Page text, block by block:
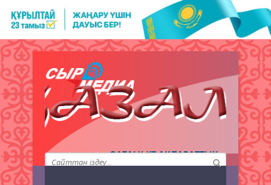
QAZALY.KZ АҚПАРАТТЫҚ
АГЕНТТІГІ